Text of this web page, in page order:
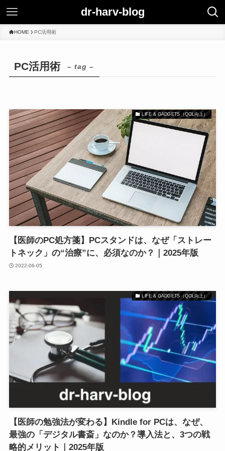
dr-harv-blog
HOME PC活用術
PC活用術 – tag –
LIFE & GADGETS（QOL向上）
【医師のPC処方箋】PCスタンドは、なぜ「ストレー
トネック」の“治療”に、必須なのか？｜2025年版
2022-06-05
LIFE & GADGETS（QOL向上）
【医師の勉強法が変わる】Kindle for PCは、なぜ、
最強の「デジタル書斎」なのか？導入法と、3つの戦
略的メリット｜2025年版